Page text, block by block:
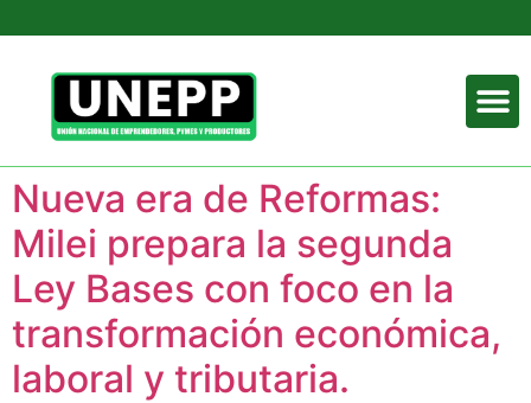
Nueva era de Reformas:
Milei prepara la segunda
Ley Bases con foco en la
transformación económica,
laboral y tributaria.